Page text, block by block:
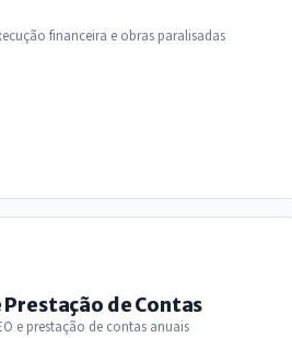
financeira e obras paralisadas
de Contas
e prestação de contas anuais